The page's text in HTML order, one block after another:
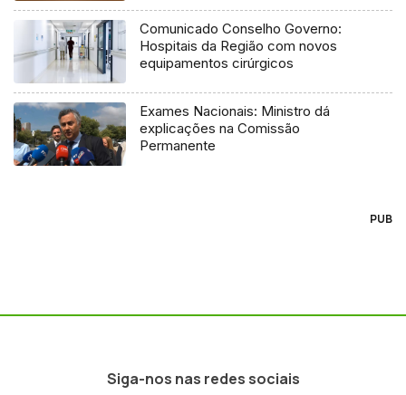
Comunicado Conselho Governo:
Hospitais da Região com novos
equipamentos cirúrgicos
Exames Nacionais: Ministro dá
explicações na Comissão
Permanente
PUB
Siga-nos nas redes sociais